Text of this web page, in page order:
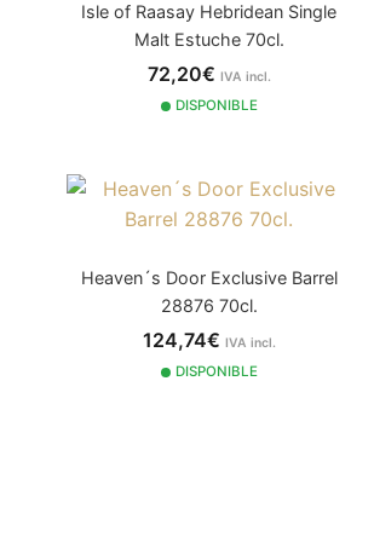
Isle of Raasay Hebridean Single
Malt Estuche 70cl.
72,20€ IVA incl.
DISPONIBLE
Heaven´s Door Exclusive Barrel
28876 70cl.
124,74€ IVA incl.
DISPONIBLE